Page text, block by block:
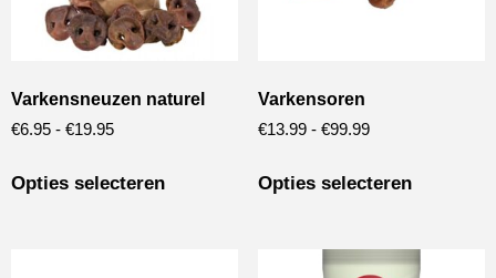
Varkensneuzen naturel
€6.95 - €19.95
Opties selecteren
Varkensoren
€13.99 - €99.99
Opties selecteren